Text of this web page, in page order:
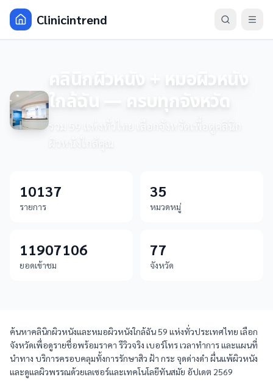
Clinicintrend
คลินิกผิวหนัง + หมอผิวหนัง
ใกล้ฉัน — ครบทุกจังหวัด
รวม 59 แห่งทั่วไทย เลือกจังหวัดเพื่อดูคลินิก
ผิวหนังใกล้คุณ
10137
รายการ
35
หมวดหมู่
11907106
ยอดเข้าชม
77
จังหวัด
ค้นหาคลินิกผิวหนังและหมอผิวหนังใกล้ฉัน 59 แห่งทั่วประเทศไทย เลือก
จังหวัดเพื่อดูรายชื่อพร้อมราคา รีวิวจริง เบอร์โทร เวลาทำการ และแผนที่
นำทาง บริการครอบคลุมทั้งการรักษาสิว ฝ้า กระ จุดด่างดำ ผื่นแพ้ผิวหนัง
และดูแลผิวพรรณด้วยเลเซอร์และเทคโนโลยีทันสมัย อัปเดต 2569